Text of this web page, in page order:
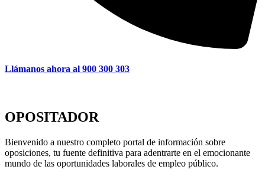
Llámanos ahora al 900 300 303
OPOSITADOR
Bienvenido a nuestro completo portal de información sobre
oposiciones, tu fuente definitiva para adentrarte en el emocionante
mundo de las oportunidades laborales de empleo público.